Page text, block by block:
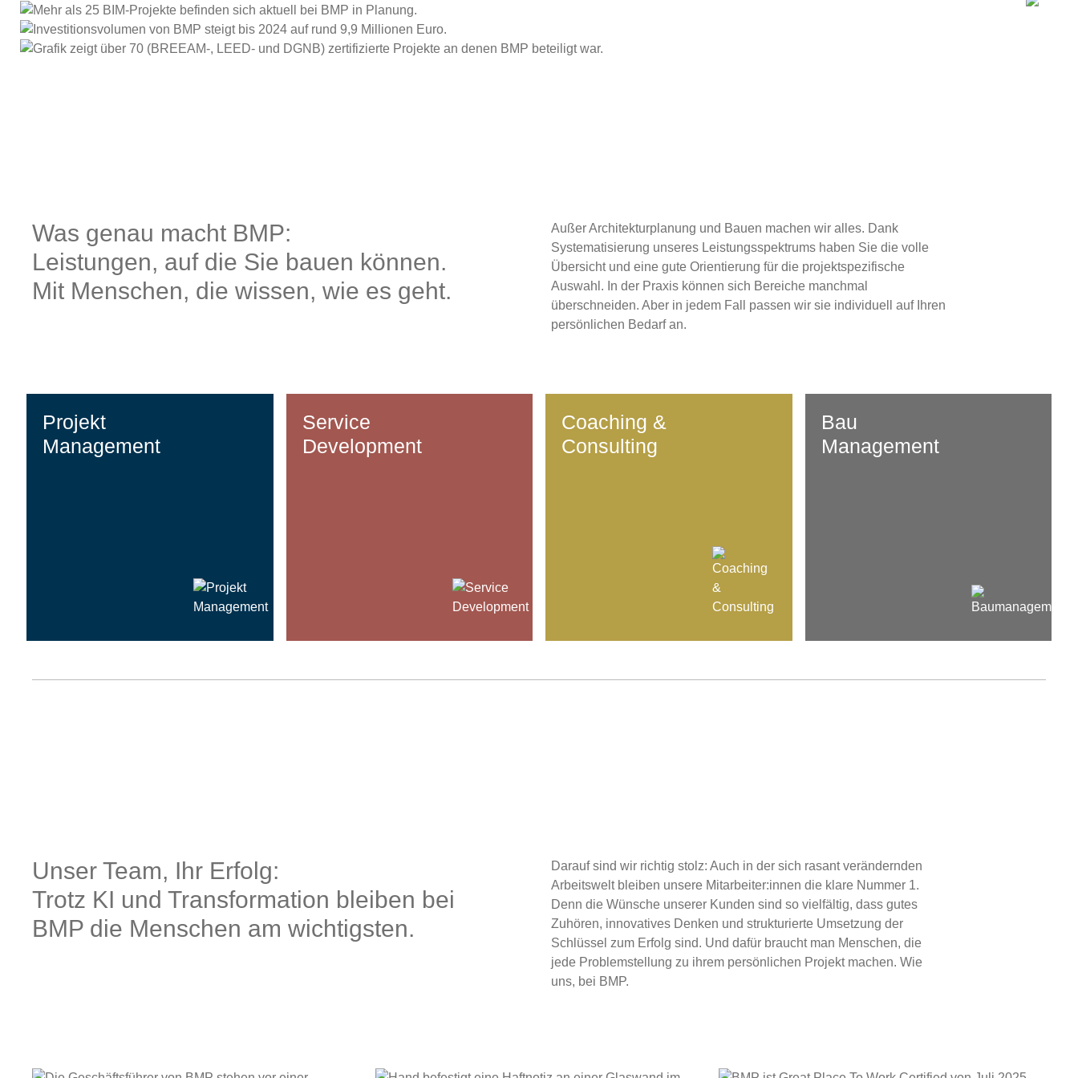
Was genau macht BMP:
Leistungen, auf die Sie bauen können.
Mit Menschen, die wissen, wie es geht.
Außer Architekturplanung und Bauen machen wir alles. Dank
Systematisierung unseres Leistungsspektrums haben Sie die volle
Übersicht und eine gute Orientierung für die projektspezifische
Auswahl. In der Praxis können sich Bereiche manchmal
überschneiden. Aber in jedem Fall passen wir sie individuell auf Ihren
persönlichen Bedarf an.
Projekt
Management
Service
Development
Coaching &
Consulting
Bau
Management
Unser Team, Ihr Erfolg:
Trotz KI und Transformation bleiben bei
BMP die Menschen am wichtigsten.
Darauf sind wir richtig stolz: Auch in der sich rasant verändernden
Arbeitswelt bleiben unsere Mitarbeiter:innen die klare Nummer 1.
Denn die Wünsche unserer Kunden sind so vielfältig, dass gutes
Zuhören, innovatives Denken und strukturierte Umsetzung der
Schlüssel zum Erfolg sind. Und dafür braucht man Menschen, die
jede Problemstellung zu ihrem persönlichen Projekt machen. Wie
uns, bei BMP.